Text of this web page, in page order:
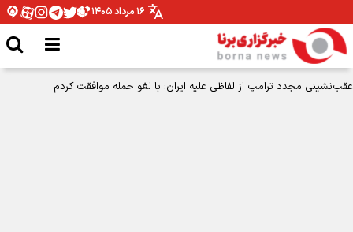
۱۶ مرداد ۱۴۰۵
عقب‌نشینی مجدد ترامپ از لفاظی علیه ایران: با لغو حمله موافقت کردم